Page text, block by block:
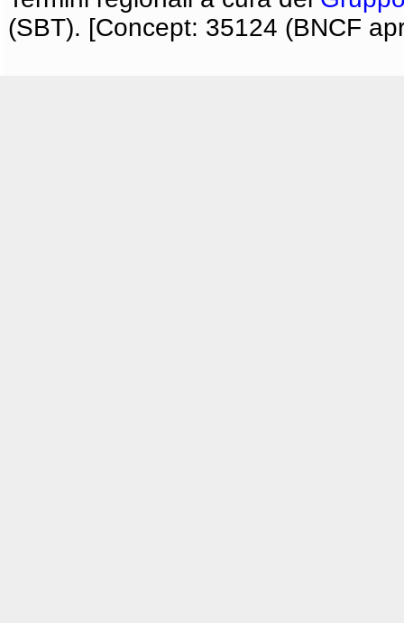
(SBT). [Concept: 35124 (BNCF